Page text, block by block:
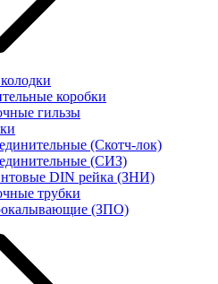
коробки
гильзы
(Скотч-лок)
(СИЗ)
DIN рейка (ЗНИ)
трубки
(ЗПО)